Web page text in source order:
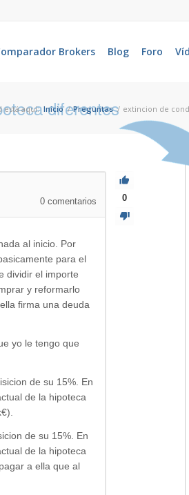
Brokers Blog Foro
diferentes
está aquí: Inicio / Preguntas / extincion de
0
0 comentarios
al inicio. Por
para el
dividir el importe
y reformarlo
firma una deuda
yo le tengo que
de su 15%. En
de la hipoteca
de su 15%. En
de la hipoteca
a ella que al